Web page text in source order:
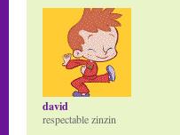
david
respectable zinzin